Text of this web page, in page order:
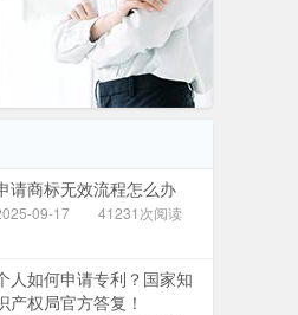
请商标无效流程怎么办
09-17 41231次阅读
人如何申请专利？国家知
产权局官方答复！